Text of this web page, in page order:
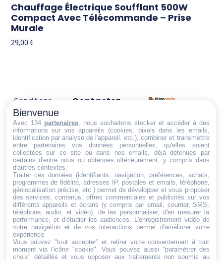
Chauffage Électrique Soufflant 500W
Compact Avec Télécommande – Prise
Murale
29,00€
Trouvez ce qu'il vous faut,
au bon endroit
Conditions
générales
de vente
Politique de
cookies
Politique de
confidentialité
Mentions
légales
Conditions de
retour et de
remboursement
Droit de
rétractation
Contactez-
Email:
dt@sasbms.fr
Bienvenue
Avec 134 partenaires, nous souhaitons stocker et accéder à des
informations sur vos appareils (cookies, pixels dans les emails,
identification par analyse de l'appareil, etc.), combiner et transmettre
entre partenaires vos données personnelles, qu'elles soient
collectées sur ce site ou dans nos emails, déjà détenues par
certains d'entre nous ou obtenues ultérieurement, y compris dans
d'autres contextes.
Traiter ces données (identifiants, navigation, préférences, achats,
programmes de fidélité, adresses IP, postales et emails, téléphone,
géolocalisation précise, etc.) permet de développer et vous proposer
des services, contenus, offres commerciales et publicités sur vos
différents appareils et écrans (y compris par email, courrier, SMS,
téléphone, audio, et vidéo), de les personnaliser, d'en mesurer la
performance, et d'étudier les audiences. L'enregistrement vidéo de
votre navigation et de vos interactions permet d'améliorer votre
expérience.
Vous pouvez "tout accepter" et retirer votre consentement à tout
moment via l'icône "cookie" . Vous pouvez aussi "paramétrer des
choix" détaillés et vous opposer aux traitements non soumis au